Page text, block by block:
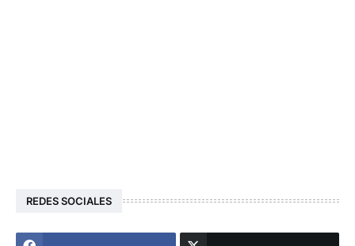
REDES SOCIALES